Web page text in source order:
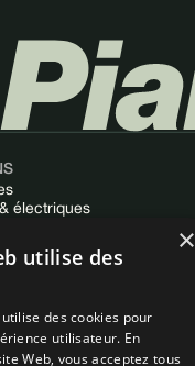
support client
électriques
×
utilise des
des cookies pour
utilisateur. En
Web, vous acceptez tous